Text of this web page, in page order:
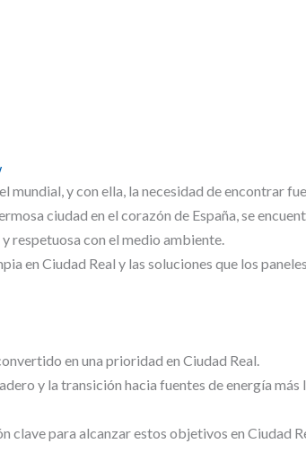
mundial, y con ella, la necesidad de encontrar
ciudad en el corazón de España, se
respetuosa con el medio ambiente.
en Ciudad Real y las soluciones que los
en una prioridad en Ciudad Real.
y la transición hacia fuentes de energía
clave para alcanzar estos objetivos en Ciudad